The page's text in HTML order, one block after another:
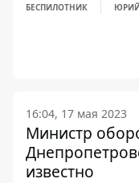
БЕСПИЛОТНИК
16:04, 17 мая 2023
Министр
известно